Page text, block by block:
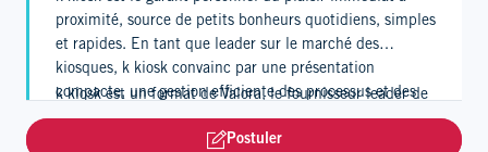
proximité, source de petits bonheurs quotidiens, simples
et rapides. En tant que leader sur le marché des
kiosques, k kiosk convainc par une présentation
compacte, une gestion efficiente des processus et des
horaires d’ouverture étendus. Grâce à l’app k kiosk, les
clients profitent aussi d’un programme de fidélité
k kiosk est un format de Valora, le fournisseur leader de
Foodvenience, et compte quelque 1'120 points de vente
en Suisse, en Allemagne et au Luxembourg.
Postuler